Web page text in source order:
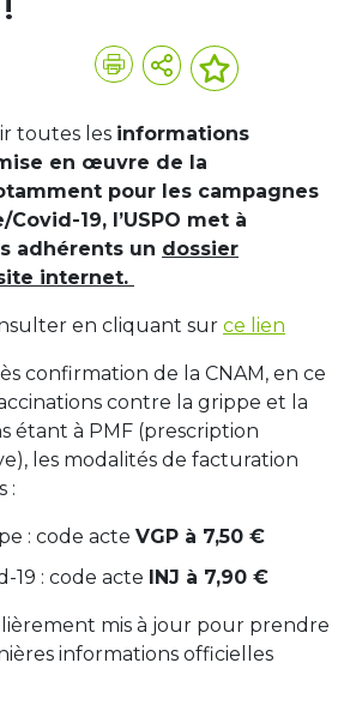
toutes les informations
en œuvre de la
pour les campagnes
19, l’USPO met à
adhérents un dossier
internet.
en cliquant sur ce lien
confirmation de la CNAM, en ce
contre la grippe et la
étant à PMF (prescription
les modalités de facturation
:
: code acte VGP à 7,50 €
19 : code acte INJ à 7,90 €
mis à jour pour prendre
informations officielles